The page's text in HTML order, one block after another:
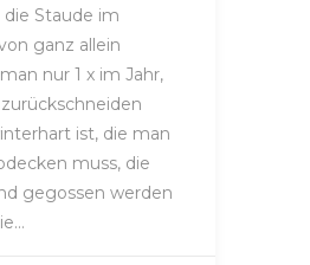
Staude im
ganz allein
nur 1 x im Jahr,
ist, die man
muss, die
gegossen werden